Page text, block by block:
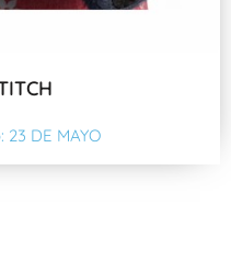
DE MAYO